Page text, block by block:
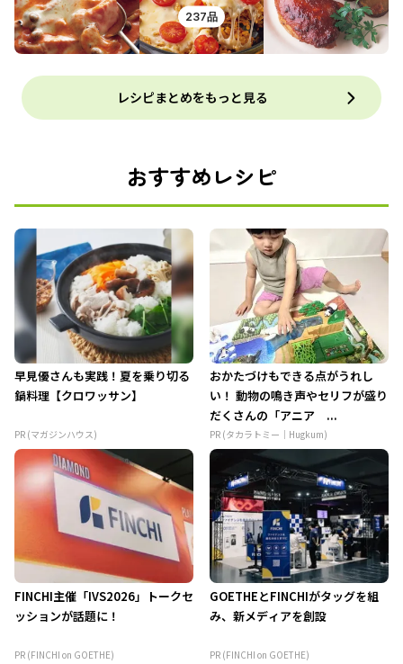
237品
レシピまとめをもっと見る
おすすめレシピ
早見優さんも実践！夏を乗り切る
鍋料理【クロワッサン】
PR (マガジンハウス)
おかたづけもできる点がうれし
い！ 動物の鳴き声やセリフが盛り
だくさんの「アニア ...
PR (タカラトミー｜Hugkum)
FINCHI主催「IVS2026」トークセ
ッションが話題に！
PR (FINCHI on GOETHE)
GOETHEとFINCHIがタッグを組
み、新メディアを創設
PR (FINCHI on GOETHE)